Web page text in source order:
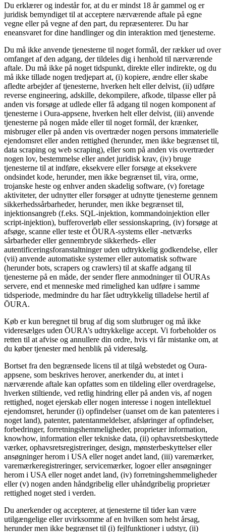
Du erklærer og indestår for, at du er mindst 18 år gammel og er
juridisk bemyndiget til at acceptere nærværende aftale på egne
vegne eller på vegne af den part, du repræsenterer. Du har
eneansvaret for dine handlinger og din interaktion med tjenesterne.
Du må ikke anvende tjenesterne til noget formål, der rækker ud over
omfanget af den adgang, der tildeles dig i henhold til nærværende
aftale. Du må ikke på noget tidspunkt, direkte eller indirekte, og du
må ikke tillade nogen tredjepart at, (i) kopiere, ændre eller skabe
afledte arbejder af tjenesterne, hverken helt eller delvist, (ii) udføre
reverse engineering, adskille, dekompilere, afkode, tilpasse eller på
anden vis forsøge at udlede eller få adgang til nogen komponent af
tjenesterne i Oura-appsene, hverken helt eller delvist, (iii) anvende
tjenesterne på nogen måde eller til noget formål, der krænker,
misbruger eller på anden vis overtræder nogen persons immaterielle
ejendomsret eller anden rettighed (herunder, men ikke begrænset til,
data scraping og web scraping), eller som på anden vis overtræder
nogen lov, bestemmelse eller andet juridisk krav, (iv) bruge
tjenesterne til at indføre, eksekvere eller forsøge at eksekvere
ondsindet kode, herunder, men ikke begrænset til, vira, orme,
trojanske heste og enhver anden skadelig software, (v) foretage
aktiviteter, der udnytter eller forsøger at udnytte tjenesterne gennem
sikkerhedssårbarheder, herunder, men ikke begrænset til,
injektionsangreb (f.eks. SQL-injektion, kommandoinjektion eller
script-injektion), bufferoverløb eller sessionskapring, (iv) forsøge at
afsøge, scanne eller teste et ŌURA-systems eller -netværks
sårbarheder eller gennembryde sikkerheds- eller
autentificeringsforanstaltninger uden udtrykkelig godkendelse, eller
(vii) anvende automatiske systemer eller automatisk software
(herunder bots, scrapers og crawlers) til at skaffe adgang til
tjenesterne på en måde, der sender flere anmodninger til ŌURAs
servere, end et menneske med rimelighed kan udføre i samme
tidsperiode, medmindre du har fået udtrykkelig tilladelse hertil af
ŌURA.
Køb er kun beregnet til brug af dig som slutbruger og må ikke
videresælges uden ŌURA’s udtrykkelige accept. Vi forbeholder os
retten til at afvise og annullere din ordre, hvis vi får mistanke om, at
du køber tjenester med henblik på videresalg.
Bortset fra den begrænsede licens til at tilgå webstedet og Oura-
appsene, som beskrives herover, anerkender du, at intet i
nærværende aftale kan opfattes som en tildeling eller overdragelse,
hverken stiltiende, ved retlig hindring eller på anden vis, af nogen
rettighed, noget ejerskab eller nogen interesse i nogen intellektuel
ejendomsret, herunder (i) opfindelser (uanset om de kan patenteres i
noget land), patenter, patentanmeldelser, afsløringer af opfindelser,
forbedringer, forretningshemmeligheder, proprietær information,
knowhow, information eller tekniske data, (ii) ophavsretsbeskyttede
værker, ophavsretsregistreringer, design, mønsterbeskyttelser eller
ansøgninger herom i USA eller noget andet land, (iii) varemærker,
varemærkeregistreringer, servicemærker, logoer eller ansøgninger
herom i USA eller noget andet land, (iv) forretningshemmeligheder
eller (v) nogen anden håndgribelig eller uhåndgribelig proprietær
rettighed noget sted i verden.
Du anerkender og accepterer, at tjenesterne til tider kan være
utilgængelige eller uvirksomme af en hvilken som helst årsag,
herunder men ikke begrænset til (i) fejlfunktioner i udstyr, (ii)